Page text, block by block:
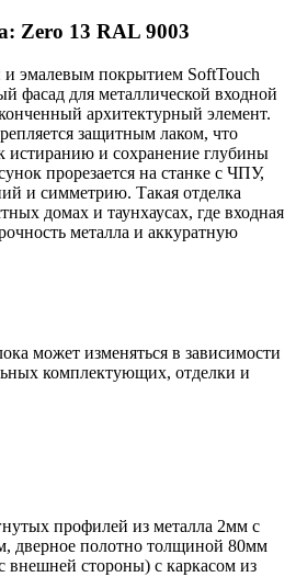
Zero 13 RAL 9003
эмалевым покрытием SoftTouch
фасад для металлической входной
архитектурный элемент.
защитным лаком, что
истиранию и сохранение глубины
прорезается на станке с ЧПУ,
и симметрию. Такая отделка
домах и таунхаусах, где входная
металла и аккуратную
может изменяться в зависимости
комплектующих, отделки и
профилей из металла 2мм с
дверное полотно толщиной 80мм
внешней стороны) c каркасом из